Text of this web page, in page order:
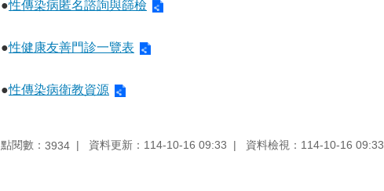
●性傳染病匿名諮詢與篩檢
●性健康友善門診一覽表
●性傳染病衛教資源
點閱數： 3934 資料更新：114-10-16 09:33 資料檢視：114-10-16 09:33